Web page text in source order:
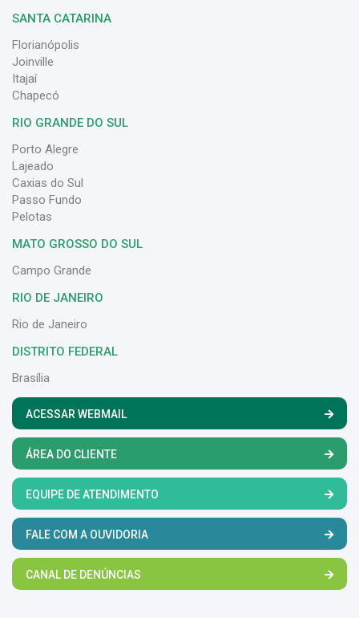
SANTA CATARINA
Florianópolis
Joinville
Itajaí
Chapecó
RIO GRANDE DO SUL
Porto Alegre
Lajeado
Caxias do Sul
Passo Fundo
Pelotas
MATO GROSSO DO SUL
Campo Grande
RIO DE JANEIRO
Rio de Janeiro
DISTRITO FEDERAL
Brasília
ACESSAR WEBMAIL
ÁREA DO CLIENTE
EQUIPE DE ATENDIMENTO
FALE COM A OUVIDORIA
CANAL DE DENÚNCIAS